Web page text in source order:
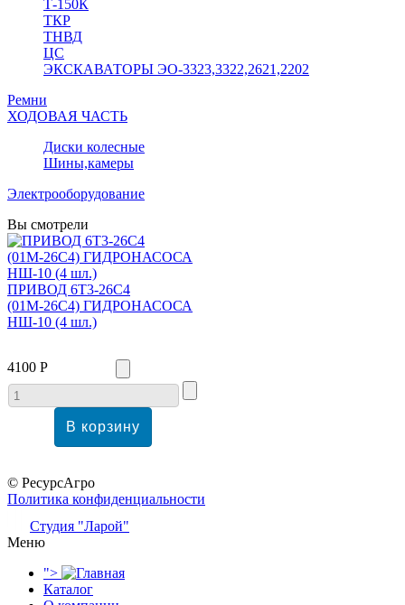
Т-150К
ТКР
ТНВД
ЦС
ЭКСКАВАТОРЫ ЭО-3323,3322,2621,2202
Ремни
ХОДОВАЯ ЧАСТЬ
Диски колесные
Шины,камеры
Электрооборудование
Вы смотрели
ПРИВОД 6Т3-26С4
(01М-26С4) ГИДРОНАСОСА
НШ-10 (4 шл.)
4100 Р
© РесурсАгро
Политика конфиденциальности
Студия "Ларой"
Меню
">
Каталог